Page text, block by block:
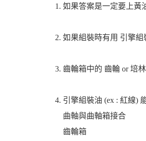
1. 如果答案是一定要上黃
2. 如果組裝時有用 引擎
3. 齒輪箱中的 齒輪 or 培
4. 引擎組裝油 (ex : 紅線)
曲軸與曲軸箱接合
齒輪箱